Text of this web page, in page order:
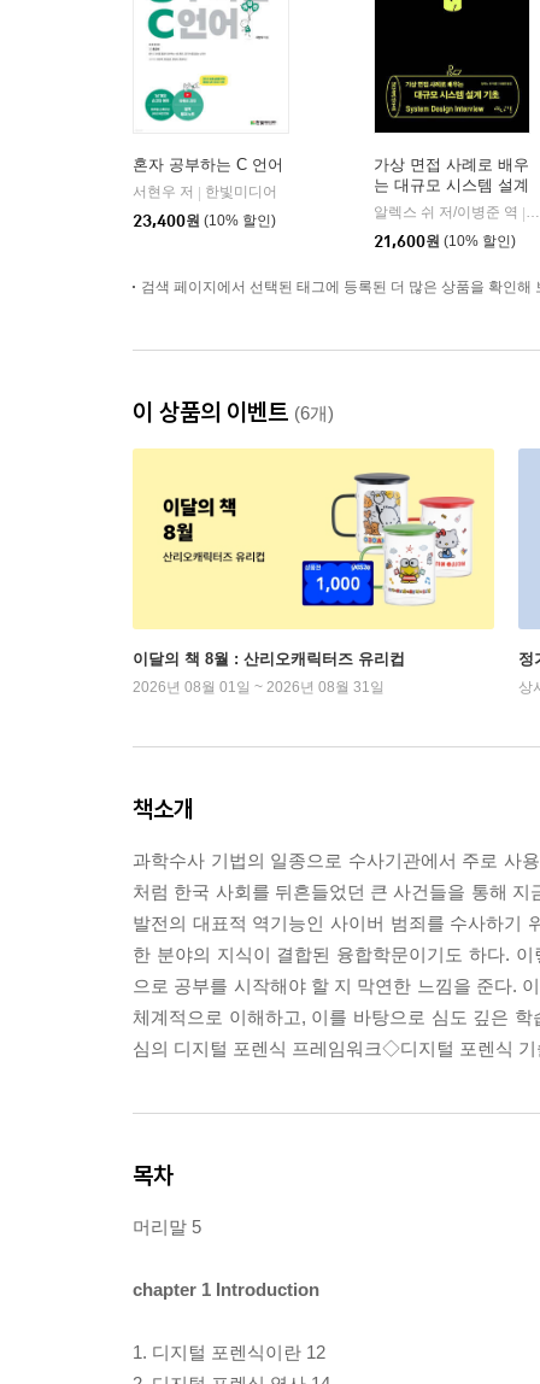
혼자 공부하는 C 언어
서현우 저
한빛미디어
23,400원 (10% 할인)
가상 면접 사례로 배우
는 대규모 시스템 설계
기초
알렉스 쉬 저/이병준 역
21,600원 (10% 할인)
검색 페이지에서 선택된 태그에 등록된 더 많은 상품을 확인해
이 상품의 이벤트 (6개)
이달의 책 8월 : 산리오캐릭터즈 유리컵
2026년 08월 01일 ~ 2026년 08월 31일
정
상
책소개
과학수사 기법의 일종으로 수사기관에서 주로 사
처럼 한국 사회를 뒤흔들었던 큰 사건들을 통해
발전의 대표적 역기능인 사이버 범죄를 수사하기
한 분야의 지식이 결합된 융합학문이기도 하다.
으로 공부를 시작해야 할 지 막연한 느낌을 준다.
체계적으로 이해하고, 이를 바탕으로 심도 깊은
심의 디지털 포렌식 프레임워크◇디지털 포렌식
목차
머리말 5
chapter 1 Introduction
1. 디지털 포렌식이란 12